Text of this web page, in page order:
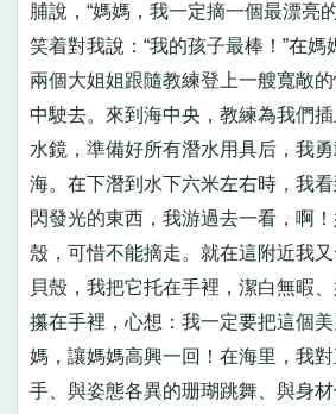
脯說，“媽媽，我一定摘一個最漂亮
笑着對我說：“我的孩子最棒！”在
兩個大姐姐跟隨教練登上一艘寬敞
中駛去。來到海中央，教練為我們
水鏡，準備好所有潛水用具后，我
海。在下潛到水下六米左右時，我
閃發光的東西，我游過去一看，啊
殼，可惜不能摘走。就在這附近我
貝殼，我把它托在手裡，潔白無暇
攥在手裡，心想：我一定要把這個
媽，讓媽媽高興一回！在海里，我
手、與姿態各異的珊瑚跳舞、與身材